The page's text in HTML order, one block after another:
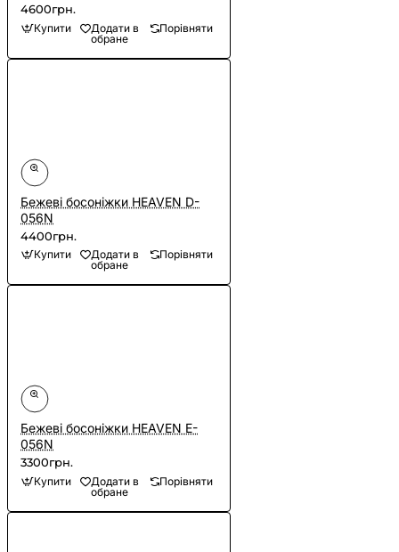
4600грн.
Купити
Додати в
обране
Порівняти
Бежеві босоніжки HEAVEN D-
056N
4400грн.
Купити
Додати в
обране
Порівняти
Бежеві босоніжки HEAVEN E-
056N
3300грн.
Купити
Додати в
обране
Порівняти